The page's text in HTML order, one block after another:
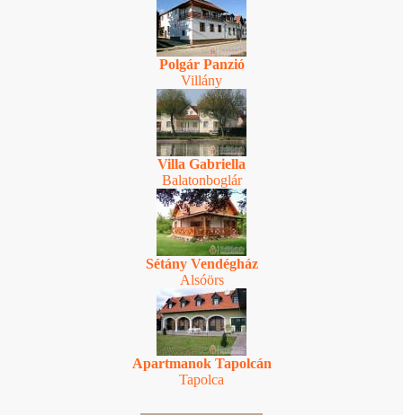
Polgár Panzió
Villány
Villa Gabriella
Balatonboglár
Sétány Vendégház
Alsóörs
Apartmanok Tapolcán
Tapolca